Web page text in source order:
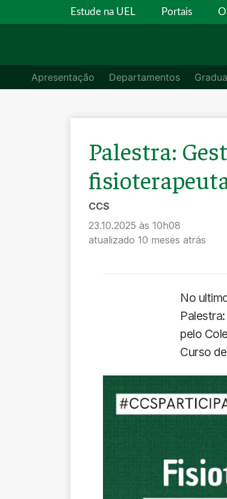
Estude na UEL Portais
Apresentação Departamentos
Palestra:
CCS
23.10.2025 às 10h08
atualizado 10 meses atrás
No
pelo
Curso